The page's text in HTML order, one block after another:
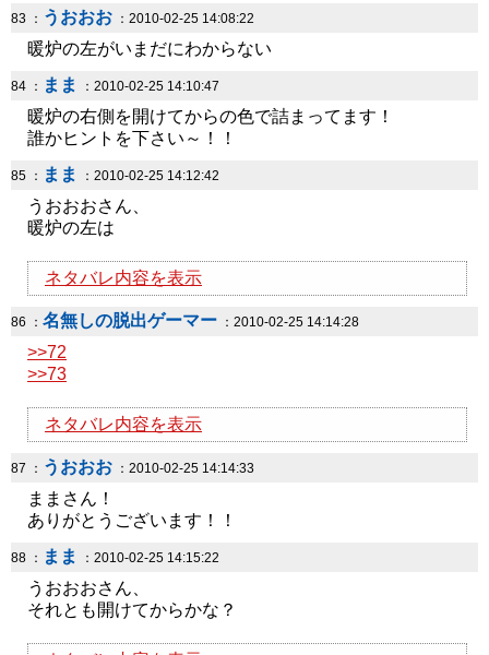
83 ： うおおお ：2010-02-25 14:08:22
暖炉の左がいまだにわからない
84 ： まま ：2010-02-25 14:10:47
暖炉の右側を開けてからの色で詰まってます！
誰かヒントを下さい～！！
85 ： まま ：2010-02-25 14:12:42
うおおおさん、
暖炉の左は
ネタバレ内容を表示
86 ： 名無しの脱出ゲーマー ：2010-02-25 14:14:28
>>72
>>73
ネタバレ内容を表示
87 ： うおおお ：2010-02-25 14:14:33
ままさん！
ありがとうございます！！
88 ： まま ：2010-02-25 14:15:22
うおおおさん、
それとも開けてからかな？